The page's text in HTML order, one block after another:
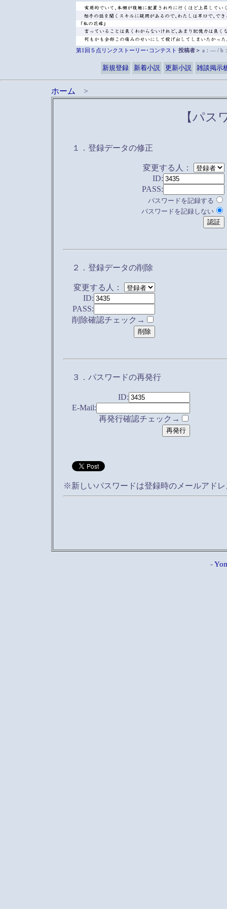
第1回５点リンクストーリー･コンテスト 投稿者＞ a：― / b
新規登録 新着小説 更新小説 雑談掲示
ホーム >
【パス
１．登録データの修正
変更する人：
ID:
PASS:
パスワードを記録する
パスワードを記録しない
２．登録データの削除
変更する人：
ID:
PASS:
削除確認チェック→
３．パスワードの再発行
ID:
E-Mail:
再発行確認チェック→
※新しいパスワードは登録時のメールアド
-